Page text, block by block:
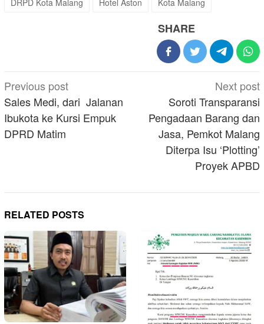
SHARE
Post
navigation
Previous post
Sales Medi, dari Jalanan
Ibukota ke Kursi Empuk
DPRD Matim
Next post
Soroti Transparansi
Pengadaan Barang dan
Jasa, Pemkot Malang
Diterpa Isu ‘Plotting’
Proyek APBD
RELATED POSTS